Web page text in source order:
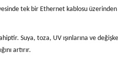
tek bir Ethernet kablosu
Suya, toza, UV ışınlarına ve
artırır.